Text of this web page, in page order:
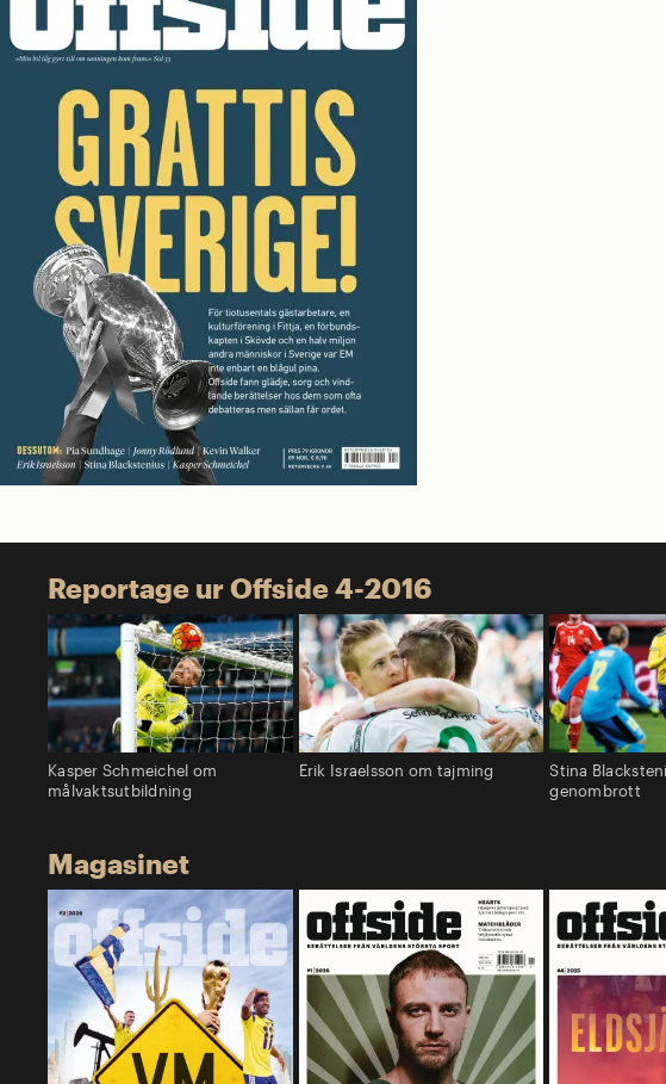
Reportage ur Offside 4-2016
Kasper Schmeichel om
målvaktsutbildning
Erik Israelsson om tajming
Stina
genombrott
Magasinet